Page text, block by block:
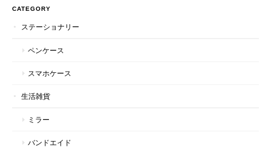
CATEGORY
ステーショナリー
ペンケース
スマホケース
生活雑貨
ミラー
バンドエイド